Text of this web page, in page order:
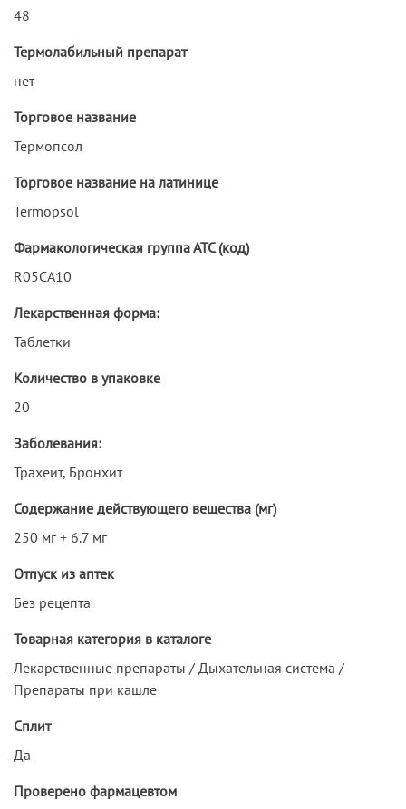
48
Термолабильный препарат
нет
Торговое название
Термопсол
Торговое название на латинице
Termopsol
Фармакологическая группа АТС (код)
R05CA10
Лекарственная форма:
Таблетки
Количество в упаковке
20
Заболевания:
Трахеит, Бронхит
Содержание действующего вещества (мг)
250 мг + 6.7 мг
Отпуск из аптек
Без рецепта
Товарная категория в каталоге
Лекарственные препараты / Дыхательная система /
Препараты при кашле
Сплит
Да
Проверено фармацевтом